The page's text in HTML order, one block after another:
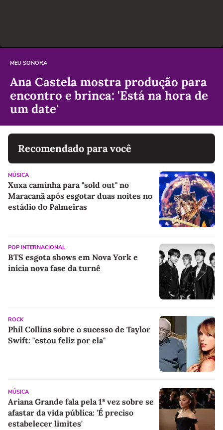
MEU SONORA
Ana Castela mostra produção para
encontro e brinca: 'Está na hora de
um date'
Recomendado para você
MÚSICA
Xuxa caminha para "sold out" no
Maracanã após esgotar duas noites no
estádio do Palmeiras
POP INTERNACIONAL
BTS esgota shows em Nova York e
inicia nova fase da turnê
ROCK
Phil Collins sobre o sucesso de Taylor
Swift: "estou feliz por ela"
MÚSICA
Ariana Grande fala pela 1ª vez sobre se
afastar da vida pública: 'É preciso
estabelecer limites'